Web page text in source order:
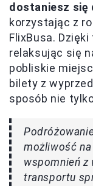
dostaniesz się
korzystając z
FlixBusa.
relaksując się
pobliskie
bilety z
sposób nie
możliwość
wspomnień z
transportu